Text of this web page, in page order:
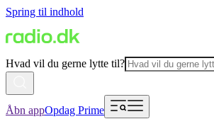
Spring til indhold
Hvad vil du gerne lytte til?
Åbn appOpdag Prime